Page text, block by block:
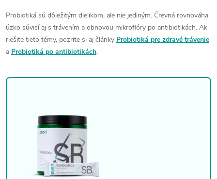
Probiotiká sú dôležitým dielikom, ale nie jediným. Črevná rovnováha
úzko súvisí aj s trávením a obnovou mikroflóry po antibiotikách. Ak
riešite tieto témy, pozrite si aj články Probiotiká pre zdravé trávenie
a Probiotiká po antibiotikách.